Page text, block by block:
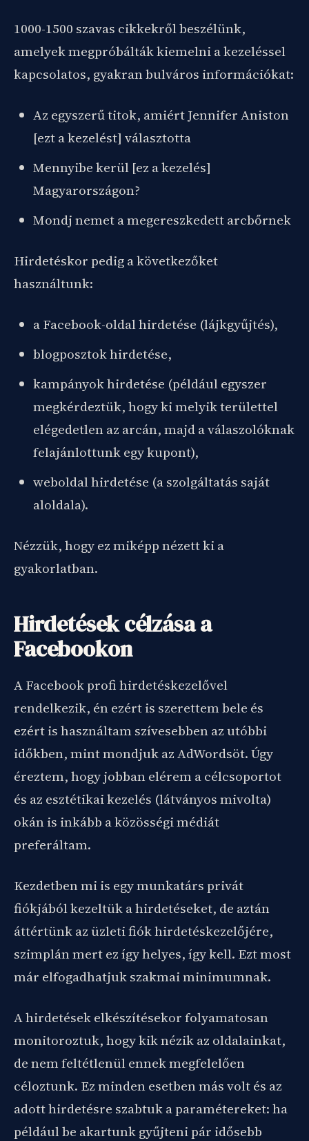
1000-1500 szavas cikkekről beszélünk,
amelyek megpróbálták kiemelni a kezeléssel
kapcsolatos, gyakran bulváros információkat:
Az egyszerű titok, amiért Jennifer Aniston
[ezt a kezelést] választotta
Mennyibe kerül [ez a kezelés]
Magyarországon?
Mondj nemet a megereszkedett arcbőrnek
Hirdetéskor pedig a következőket
használtunk:
a Facebook-oldal hirdetése (lájkgyűjtés),
blogposztok hirdetése,
kampányok hirdetése (például egyszer
megkérdeztük, hogy ki melyik területtel
elégedetlen az arcán, majd a válaszolóknak
felajánlottunk egy kupont),
weboldal hirdetése (a szolgáltatás saját
aloldala).
Nézzük, hogy ez miképp nézett ki a
gyakorlatban.
Hirdetések célzása a
Facebookon
A Facebook profi hirdetéskezelővel
rendelkezik, én ezért is szerettem bele és
ezért is használtam szívesebben az utóbbi
időkben, mint mondjuk az AdWordsöt. Úgy
éreztem, hogy jobban elérem a célcsoportot
és az esztétikai kezelés (látványos mivolta)
okán is inkább a közösségi médiát
preferáltam.
Kezdetben mi is egy munkatárs privát
fiókjából kezeltük a hirdetéseket, de aztán
áttértünk az üzleti fiók hirdetéskezelőjére,
szimplán mert ez így helyes, így kell. Ezt most
már elfogadhatjuk szakmai minimumnak.
A hirdetések elkészítésekor folyamatosan
monitoroztuk, hogy kik nézik az oldalainkat,
de nem feltétlenül ennek megfelelően
céloztunk. Ez minden esetben más volt és az
adott hirdetésre szabtuk a paramétereket: ha
például be akartunk gyűjteni pár idősebb